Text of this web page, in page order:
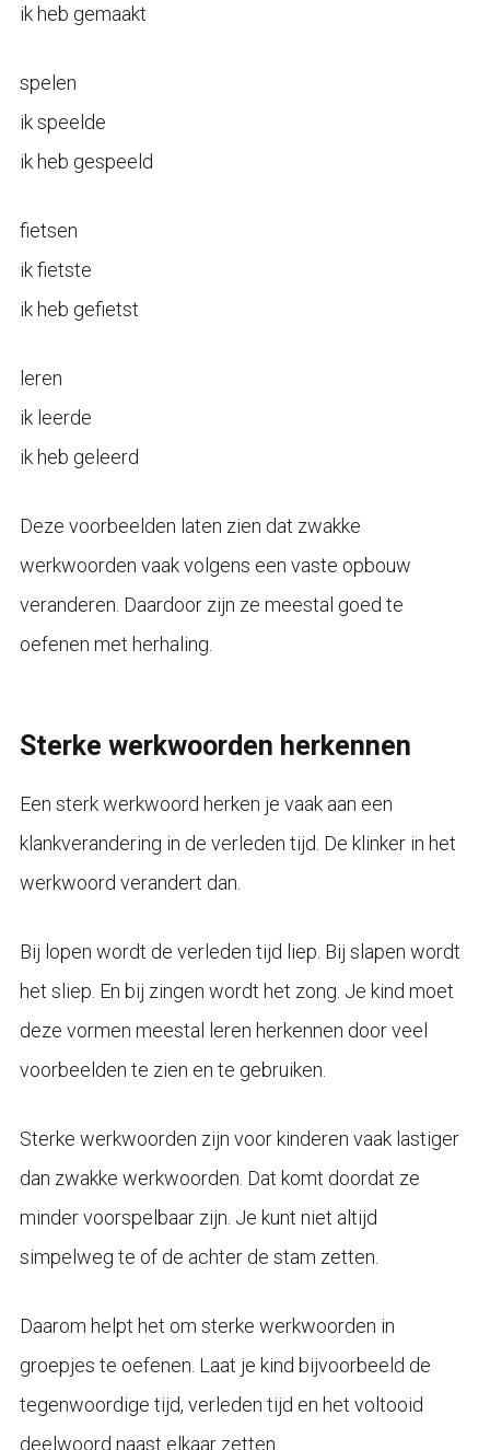
ik heb gemaakt
spelen
ik speelde
ik heb gespeeld
fietsen
ik fietste
ik heb gefietst
leren
ik leerde
ik heb geleerd
Deze voorbeelden laten zien dat zwakke
werkwoorden vaak volgens een vaste opbouw
veranderen. Daardoor zijn ze meestal goed te
oefenen met herhaling.
Sterke werkwoorden herkennen
Een sterk werkwoord herken je vaak aan een
klankverandering in de verleden tijd. De klinker in het
werkwoord verandert dan.
Bij lopen wordt de verleden tijd liep. Bij slapen wordt
het sliep. En bij zingen wordt het zong. Je kind moet
deze vormen meestal leren herkennen door veel
voorbeelden te zien en te gebruiken.
Sterke werkwoorden zijn voor kinderen vaak lastiger
dan zwakke werkwoorden. Dat komt doordat ze
minder voorspelbaar zijn. Je kunt niet altijd
simpelweg te of de achter de stam zetten.
Daarom helpt het om sterke werkwoorden in
groepjes te oefenen. Laat je kind bijvoorbeeld de
tegenwoordige tijd, verleden tijd en het voltooid
deelwoord naast elkaar zetten.